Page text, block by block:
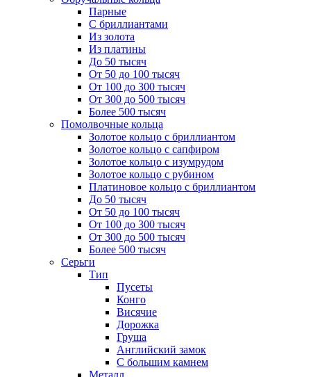
Парные
С бриллиантами
Из золота
Из платины
До 50 тысяч
От 50 до 100 тысяч
От 100 до 300 тысяч
От 300 до 500 тысяч
Более 500 тысяч
Помолвочные кольца
Золотое кольцо с бриллиантом
Золотое кольцо с сапфиром
Золотое кольцо с изумрудом
Золотое кольцо с рубином
Платиновое кольцо с бриллиантом
До 50 тысяч
От 50 до 100 тысяч
От 100 до 300 тысяч
От 300 до 500 тысяч
Более 500 тысяч
Серьги
Тип
Пусеты
Конго
Висячие
Дорожка
Груша
Английский замок
С большим камнем
Металл